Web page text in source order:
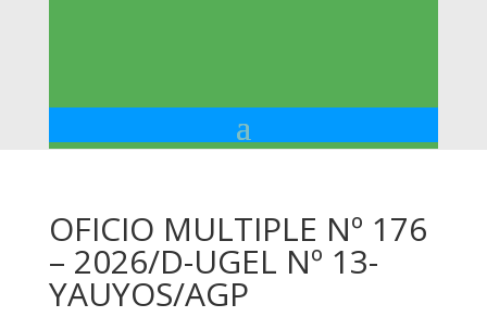
OFICIO MULTIPLE Nº 176
– 2026/D-UGEL Nº 13-
YAUYOS/AGP